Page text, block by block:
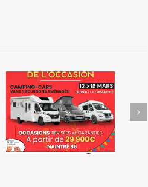
𝗩𝗲𝗻𝗱𝗲𝘇 𝘃𝗼𝘁𝗿𝗲 𝘃𝗲́𝗵𝗶𝗰𝘂𝗹𝗲
𝗴𝗿𝗮̂𝗰𝗲 𝗮𝘂 𝗱𝗲́𝗽𝗼̂𝘁-𝘃𝗲𝗻𝘁𝗲
𝗮𝘃𝗲𝗰 Vienne Aventure !